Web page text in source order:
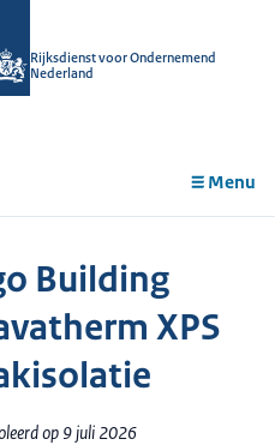
Rijksdienst voor Ondernemend
Nederland
Menu
Building
XPS
op 9 juli 2026